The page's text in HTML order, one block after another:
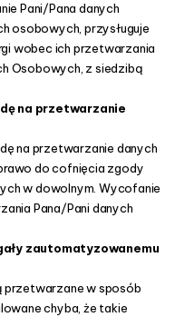
Pani/Pana danych
osobowych, przysługuje
wobec ich przetwarzania
Osobowych, z siedzibą
na przetwarzanie
na przetwarzanie danych
do cofnięcia zgody
w dowolnym. Wycofanie
Pana/Pani danych
zautomatyzowanemu
przetwarzane w sposób
chyba, że takie